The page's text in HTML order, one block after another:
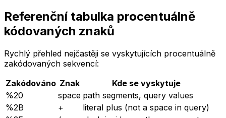
Referenční tabulka procentuálně
kódovaných znaků
Rychlý přehled nejčastěji se vyskytujících procentuálně
zakódovaných sekvencí:
Zakódováno Znak
Kde se vyskytuje
%20
space path segments, query values
%2B
+
literal plus (not a space in query)